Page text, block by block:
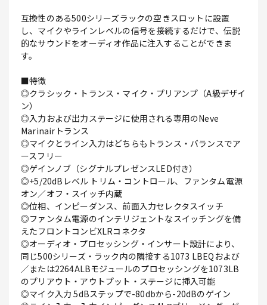
互換性のある500シリーズラックの空きスロットに設置
し、マイクやラインレベルの信号を接続するだけで、伝説
的なサウンドをオーディオ作品に注入することができま
す。
■特徴
◎クラシック・トランス・マイク・プリアンプ（A級デザイ
ン）
◎入力および出力ステージに使用される専用のNeve
Marinairトランス
◎マイクとライン入力はどちらもトランス・バランスでア
ースフリー
◎ゲインノブ（シグナルプレゼンスLED付き）
◎+5/20dBレベル トリム・コントロール、ファンタム電源
オン／オフ・スイッチ内蔵
◎位相、インピーダンス、前面入力セレクタスイッチ
◎ファンタム電源のインテリジェントなスイッチングを備
えたフロントコンビXLRコネクタ
◎オーディオ・プロセッシング・インサート設計により、
同じ500シリーズ・ラック内の隣接する1073 LBEQおよび
／または2264ALBモジュールのプロセッシングを1073LB
のプリアウト・アウトプット・ステージに挿入可能
◎マイク入力 5dBステップで-80dbから-20dBのゲイン